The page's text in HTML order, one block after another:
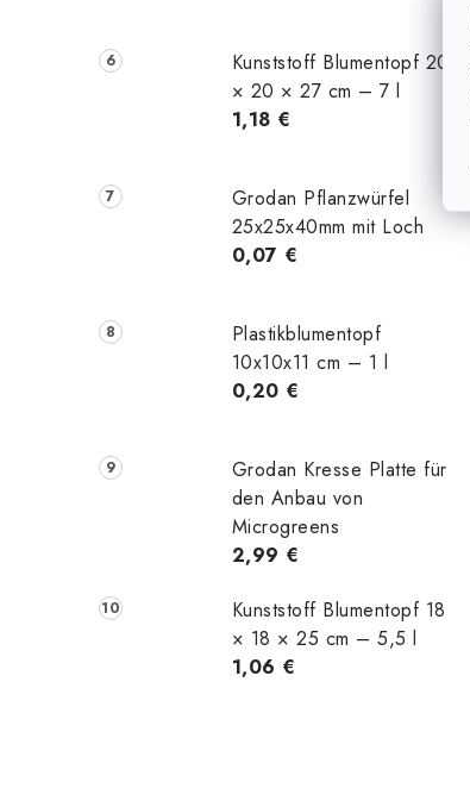
Kunststoff Blumentopf 20
× 20 × 27 cm – 7 l
1,18 €
Grodan Pflanzwürfel
25x25x40mm mit Loch
0,07 €
Plastikblumentopf
10x10x11 cm – 1 l
0,20 €
Grodan Kresse Platte für
den Anbau von
Microgreens
2,99 €
Kunststoff Blumentopf 18
× 18 × 25 cm – 5,5 l
1,06 €